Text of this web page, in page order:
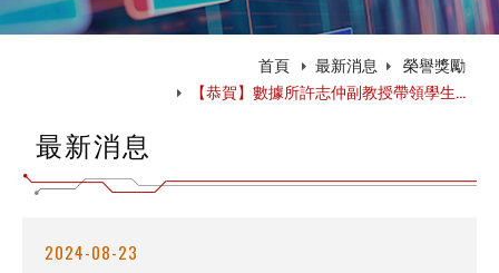
首頁 最新消息
榮譽獎勵
【恭賀】數據所許志仲副教授帶領學生...
最新消息
2024-08-23